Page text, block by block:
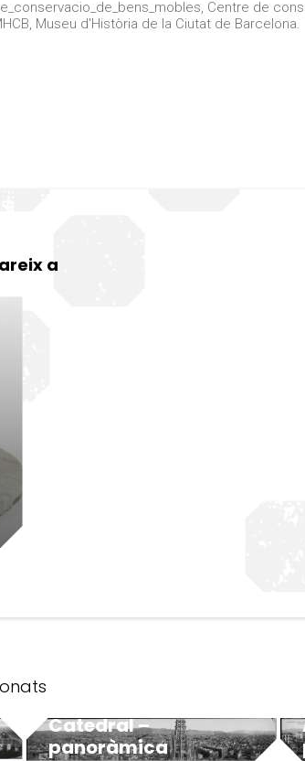
Centre de
Museu d'Història de la Ciutat de Barcelona.
a
Catedral –
panoràmica